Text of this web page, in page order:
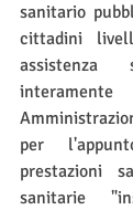
sanitario
cittadini
assistenza
per
prestazioni
sanitarie